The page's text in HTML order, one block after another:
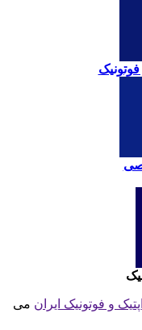
و فوتونیک ایران می